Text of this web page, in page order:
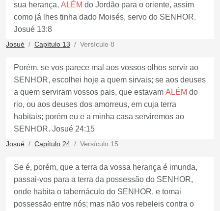
sua herança, ALÉM do Jordão para o oriente, assim
como já lhes tinha dado Moisés, servo do SENHOR.
Josué 13:8
Josué Capítulo 13 Versículo 8
Porém, se vos parece mal aos vossos olhos servir ao
SENHOR, escolhei hoje a quem sirvais; se aos deuses
a quem serviram vossos pais, que estavam ALÉM do
rio, ou aos deuses dos amorreus, em cuja terra
habitais; porém eu e a minha casa serviremos ao
SENHOR. Josué 24:15
Josué Capítulo 24 Versículo 15
Se é, porém, que a terra da vossa herança é imunda,
passai-vos para a terra da possessão do SENHOR,
onde habita o tabernáculo do SENHOR, e tomai
possessão entre nós; mas não vos rebeleis contra o